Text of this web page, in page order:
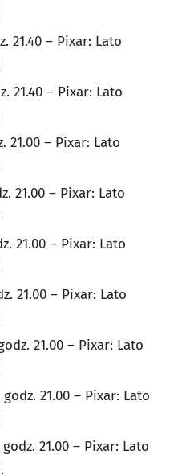
21.40 – Pixar: Lato
21.40 – Pixar: Lato
21.00 – Pixar: Lato
21.00 – Pixar: Lato
21.00 – Pixar: Lato
21.00 – Pixar: Lato
21.00 – Pixar: Lato
21.00 – Pixar: Lato
21.00 – Pixar: Lato